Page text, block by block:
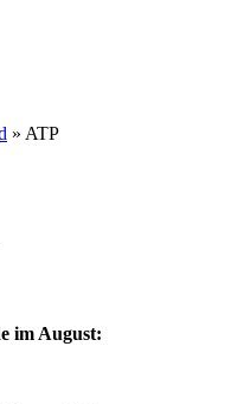
» ATP
im August: